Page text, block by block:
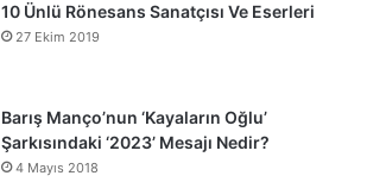
10 Ünlü Rönesans Sanatçısı Ve Eserleri
27 Ekim 2019
Barış Manço’nun ‘Kayaların Oğlu’
Şarkısındaki ‘2023’ Mesajı Nedir?
4 Mayıs 2018